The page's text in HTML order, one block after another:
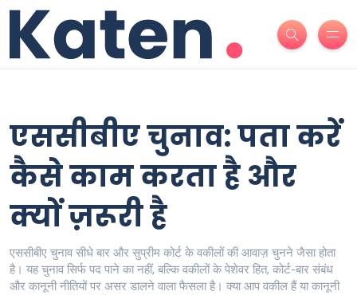
एससीबीए चुनाव: पता करें
कैसे काम करता है और
क्यों ज़रूरी है
एससीबीए चुनाव सीधे बार और सुप्रीम कोर्ट के वकीलों की आवाज़ चुनने जैसा होता
है। यह चुनाव सिर्फ पद पाने का नहीं, बल्कि वकीलों के पेशेवर हित, कोर्ट-बार संबंध
और कानूनी नीतियों पर असर डालने वाला फैसला है। क्या आप वकील हैं या कानूनी